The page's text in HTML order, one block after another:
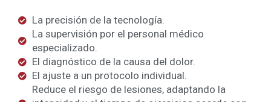
La precisión de la tecnología.
La supervisión por el personal médico
especializado.
El diagnóstico de la causa del dolor.
El ajuste a un protocolo individual.
Reduce el riesgo de lesiones, adaptando la